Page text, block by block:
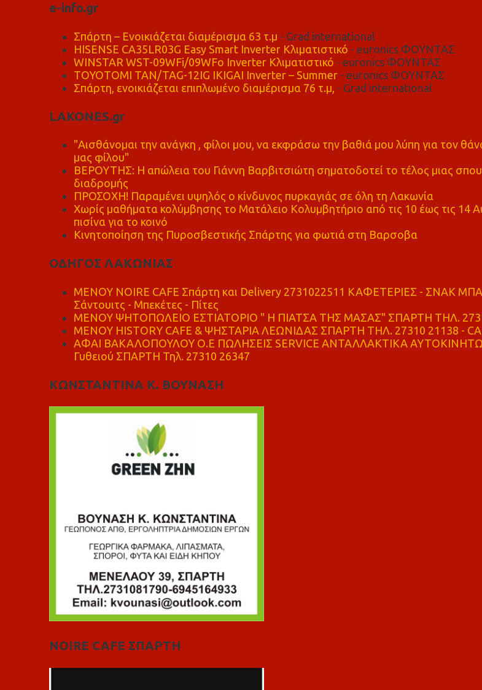
e-info.gr
Σπάρτη – Ενοικιάζεται διαμέρισμα 63 τ.μ - Grad international
HISENSE CA35LR03G Easy Smart Inverter Κλιματιστικό - euronics ΦΟΥΝΤΑΣ
WINSTAR WST-09WFi/09WFo Inverter Κλιματιστικό - euronics ΦΟΥΝΤΑΣ
TOYOTOMI TAN/TAG-12IG IKIGAI Inverter – Summer- euronics ΦΟΥΝΤΑΣ
Σπάρτη, ενοικιάζεται επιπλωμένο διαμέρισμα 76 τ.μ, - Grad international
LAKONES.gr
"Αισθάνομαι την ανάγκη , φίλοι μου, να εκφράσω την βαθιά μου λύπη για τον
μας φίλου"
ΒΕΡΟΥΤΗΣ: Η απώλεια του Γιάννη Βαρβιτσιώτη σηματοδοτεί το τέλος μιας
διαδρομής
ΠΡΟΣΟΧΗ! Παραμένει υψηλός ο κίνδυνος πυρκαγιάς σε όλη τη Λακωνία
Χωρίς μαθήματα κολύμβησης το Ματάλειο Κολυμβητήριο από τις 10 έως τις 14
πισίνα για το κοινό
Κινητοποίηση της Πυροσβεστικής Σπάρτης για φωτιά στη Βαρσοβα
ΟΔΗΓΟΣ ΛΑΚΩΝΙΑΣ
MENOY NOIRE CAFE Σπάρτη και Delivery 2731022511 ΚΑΦΕΤΕΡΙΕΣ - ΣΝΑΚ
Σάντουιτς - Μπεκέτες - Πίτες
ΜΕΝΟΥ ΨΗΤΟΠΩΛΕΙΟ ΕΣΤΙΑΤΟΡΙΟ " Η ΠΙΑΤΣΑ ΤΗΣ ΜΑΣΑΣ" ΣΠΑΡΤΗ ΤΗΛ.
ΜΕΝΟΥ HISTORY CAFE & ΨΗΣΤΑΡΙΑ ΛΕΩΝΙΔΑΣ ΣΠΑΡΤΗ ΤΗΛ. 27310 21138 -
ΑΦΑΙ ΒΑΚΑΛΟΠΟΥΛΟΥ Ο.Ε ΠΩΛΗΣΕΙΣ SERVICE ΑΝΤΑΛΛΑΚΤΙΚΑ
Γυθειού ΣΠΑΡΤΗ Τηλ. 27310 26347
ΚΩΝΣΤΑΝΤΙΝΑ Κ. ΒΟΥΝΑΣΗ
NOIRE CAFE ΣΠΑΡΤΗ